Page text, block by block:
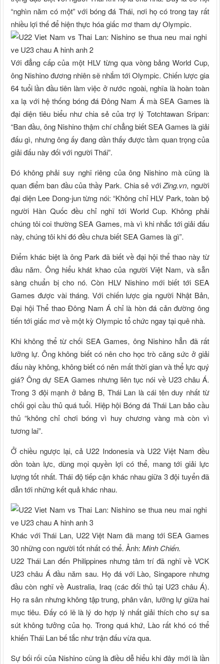
“nghìn năm có một” với bóng đá Thái, nơi họ có trong tay rất
nhiều lợi thế để hiện thực hóa giấc mơ tham dự Olympic.
Với đẳng cấp của một HLV từng qua vòng bảng World Cup,
ông Nishino đương nhiên sẽ nhắm tới Olympic. Chiến lược gia
64 tuổi lần đầu tiên làm việc ở nước ngoài, nghĩa là hoàn toàn
xa lạ với hệ thống bóng đá Đông Nam Á mà SEA Games là
đại diện tiêu biểu như chia sẻ của trợ lý Totchtawan Sripan:
“Ban đầu, ông Nishino thậm chí chẳng biết SEA Games là giải
đấu gì, nhưng ông ấy đang dần thấy được tầm quan trọng của
giải đấu này đối với người Thái”.
Đó không phải suy nghĩ riêng của ông Nishino mà cũng là
quan điểm ban đầu của thầy Park. Chia sẻ vớiZing.vn, người
đại diện Lee Dong-jun từng nói: “Không chỉ HLV Park, toàn bộ
người Hàn Quốc đều chỉ nghĩ tới World Cup. Không phải
chúng tôi coi thường SEA Games, mà vì khi nhắc tới giải đấu
này, chúng tôi khi đó đều chưa biết SEA Games là gì”.
Điểm khác biệt là ông Park đã biết về đại hội thể thao này từ
đầu năm. Ông hiểu khát khao của người Việt Nam, và sẵn
sàng chuẩn bị cho nó. Còn HLV Nishino mới biết tới SEA
Games được vài tháng. Với chiến lược gia người Nhật Bản,
Đại hội Thể thao Đông Nam Á chỉ là hòn đá cản đường ông
tiến tới giấc mơ về một kỳ Olympic tổ chức ngay tại quê nhà.
Khi không thể từ chối SEA Games, ông Nishino hẳn đã rất
lưỡng lự. Ông không biết có nên cho học trò căng sức ở giải
đấu này không, không biết có nên mất thời gian và thể lực quý
giá? Ông dự SEA Games nhưng liên tục nói về U23 châu Á.
Trong 3 đội mạnh ở bảng B, Thái Lan là cái tên duy nhất từ
chối gọi cầu thủ quá tuổi. Hiệp hội Bóng đá Thái Lan bảo cầu
thủ “không chỉ chơi bóng vì huy chương vàng mà còn vì
tương lai”.
Ở chiều ngược lại, cả U22 Indonesia và U22 Việt Nam đều
dồn toàn lực, dùng mọi quyền lợi có thể, mang tới giải lực
lượng tốt nhất. Thái độ tiếp cận khác nhau giữa 3 đội tuyển đã
dẫn tới những kết quả khác nhau.
Khác với Thái Lan, U22 Việt Nam đã mang tới SEA Games
30 những con người tốt nhất có thể. Ảnh: Minh Chiến.
U22 Thái Lan đến Philippines nhưng tâm trí đã nghĩ về VCK
U23 châu Á đầu năm sau. Họ đá với Lào, Singapore nhưng
đầu còn nghĩ về Australia, Iraq (các đối thủ tại U23 châu Á).
Họ ra sân nhưng không tập trung, phân vân, lưỡng lự giữa hai
mục tiêu. Đấy có lẽ là lý do hợp lý nhất giải thích cho sự sa
sút không tưởng của họ. Trong quá khứ, Lào rất khó có thể
khiến Thái Lan bế tắc như trận đấu vừa qua.
Sự bối rối của Nishino cũng là điều dễ hiểu khi đây mới là lần